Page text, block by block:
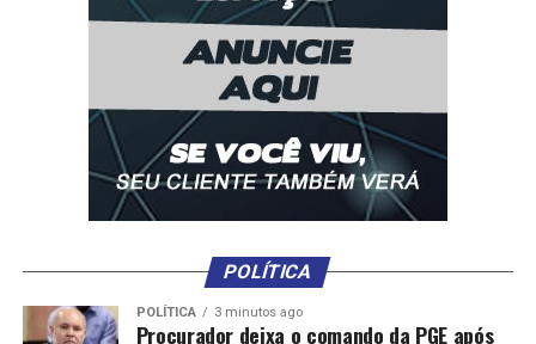
POLÍTICA
POLÍTICA 3 minutos ago
Procurador deixa o comando da PGE após